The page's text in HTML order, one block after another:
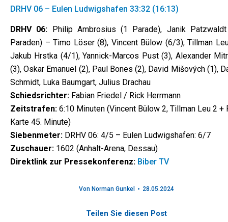
DRHV 06 – Eulen Ludwigshafen 33:32 (16:13)
DRHV 06: Philip Ambrosius (1 Parade), Janik
Paraden) – Timo Löser (8), Vincent Bülow (6/3), Tillman
Jakub Hrstka (4/1), Yannick-Marcos Pust (3), Alexander
(3), Oskar Emanuel (2), Paul Bones (2), David Mišových (1),
Schmidt, Luka Baumgart, Julius Drachau
Schiedsrichter: Fabian Friedel / Rick Herrmann
Zeitstrafen: 6:10 Minuten (Vincent Bülow 2, Tillman Leu 2 +
Karte 45. Minute)
Siebenmeter: DRHV 06: 4/5 – Eulen Ludwigshafen: 6/7
Zuschauer: 1602 (Anhalt-Arena, Dessau)
Direktlink zur Pressekonferenz: Biber TV
Von Norman Gunkel 28.05.2024
Teilen Sie diesen Post